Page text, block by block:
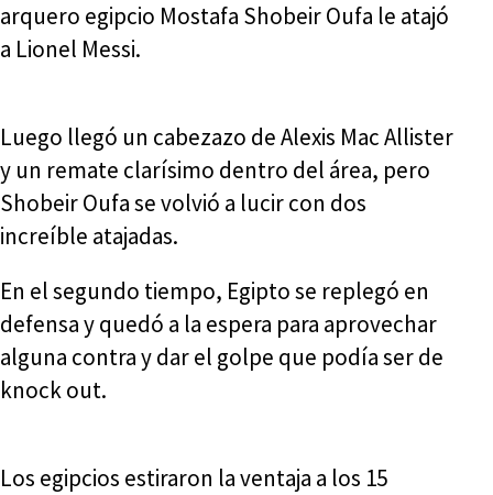
arquero egipcio Mostafa Shobeir Oufa le atajó
a Lionel Messi.
Luego llegó un cabezazo de Alexis Mac Allister
y un remate clarísimo dentro del área, pero
Shobeir Oufa se volvió a lucir con dos
increíble atajadas.
En el segundo tiempo, Egipto se replegó en
defensa y quedó a la espera para aprovechar
alguna contra y dar el golpe que podía ser de
knock out.
Los egipcios estiraron la ventaja a los 15